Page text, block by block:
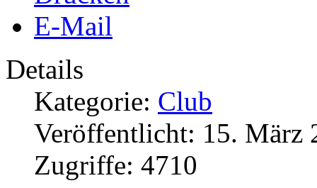
E-Mail
Details
Kategorie: Club
Veröffentlicht: 15. März
Zugriffe: 4710